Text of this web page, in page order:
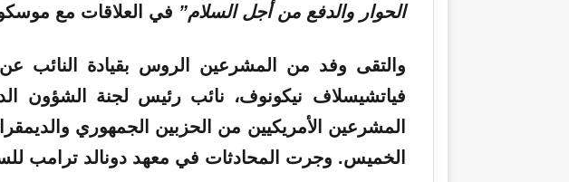
الحوار والدفع من أجل السلام” في العلاقات مع
والتقى وفد من المشرعين الروس بقيادة النائب
فياتشيسلاف نيكونوف، نائب رئيس لجنة الشؤون
المشرعين الأمريكيين من الحزبين الجمهوري
الخميس. وجرت المحادثات في معهد دونالد ترامب